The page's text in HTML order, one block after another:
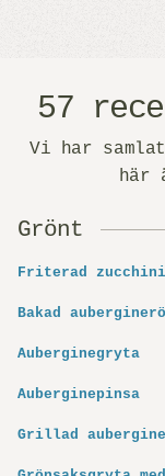
57
Vi har
här
Grönt
Friterad
Bakad
Auberginegryta
Auberginepinsa
Grillad